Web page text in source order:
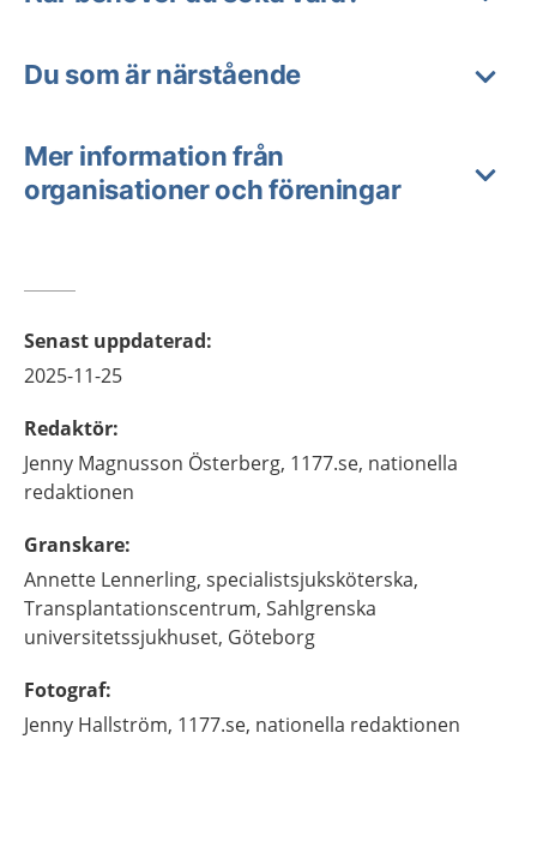
Du som är närstående
Mer information från
organisationer och föreningar
Senast uppdaterad:
2025-11-25
Redaktör:
Jenny Magnusson Österberg, 1177.se, nationella
redaktionen
Granskare:
Annette Lennerling, specialistsjuksköterska,
Transplantationscentrum, Sahlgrenska
universitetssjukhuset, Göteborg
Fotograf:
Jenny Hallström, 1177.se, nationella redaktionen